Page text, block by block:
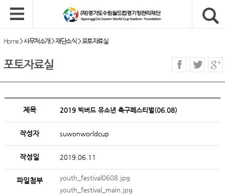
Home>사무처소개 >재단소식>포토자료실
포토자료실
제목 2019 빅버드 유소년 축구페스티벌(06.08)
작성자 suwonworldcup
작성일 2019.06.11
파일첨부
youth_festival0608.jpg
youth_festival_main.jpg